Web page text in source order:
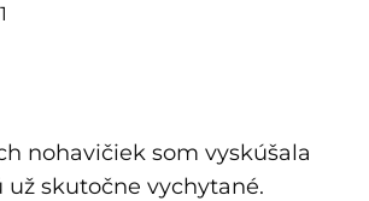
5 z 5 hviezdičiek
nohavičiek som vyskúšala
už skutočne vychytané.